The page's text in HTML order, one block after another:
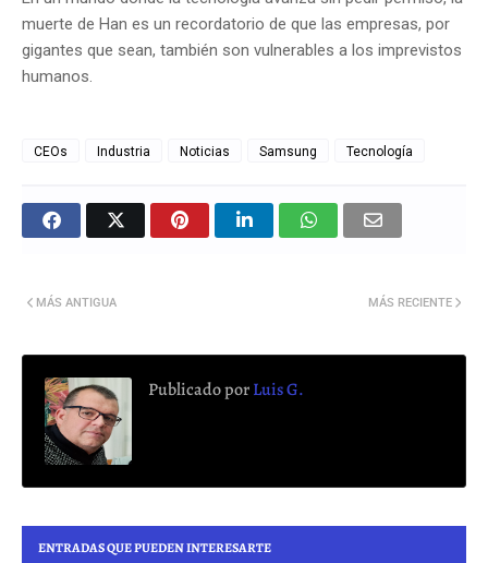
muerte de Han es un recordatorio de que las empresas, por
gigantes que sean, también son vulnerables a los imprevistos
humanos.
CEOs Industria Noticias Samsung Tecnología
MÁS RECIENTE
MÁS ANTIGUA
Publicado porLuis G.
ENTRADAS QUE PUEDEN INTERESARTE